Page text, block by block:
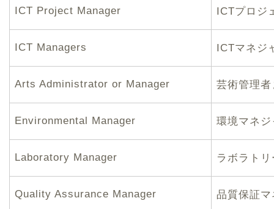
ICT Project Manager ICTプロジ
ICT Managers ICTマネジ
Arts Administrator or Manager 芸術管理
Environmental Manager 環境マネジ
Laboratory Manager ラボラト
Quality Assurance Manager 品質保証